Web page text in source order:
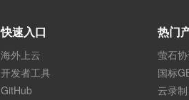
快速入口
海外上云
开发者工具
GitHub
热门
萤石
国标
云录制